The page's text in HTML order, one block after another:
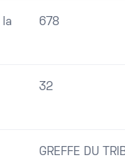
la
678
32
GREFFE DU